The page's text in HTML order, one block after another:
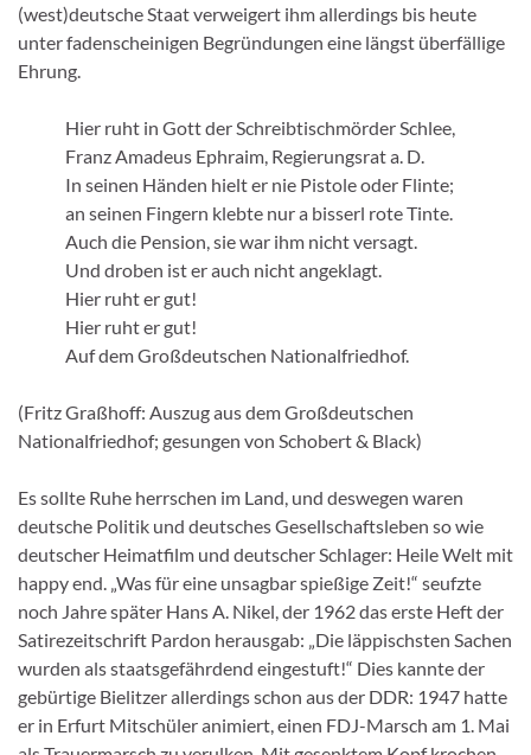
(west)deutsche Staat verweigert ihm allerdings bis heute
unter fadenscheinigen Begründungen eine längst überfällige
Ehrung.
Hier ruht in Gott der Schreibtischmörder Schlee,
Franz Amadeus Ephraim, Regierungsrat a. D.
In seinen Händen hielt er nie Pistole oder Flinte;
an seinen Fingern klebte nur a bisserl rote Tinte.
Auch die Pension, sie war ihm nicht versagt.
Und droben ist er auch nicht angeklagt.
Hier ruht er gut!
Hier ruht er gut!
Auf dem Großdeutschen Nationalfriedhof.
(Fritz Graßhoff: Auszug aus dem Großdeutschen
Nationalfriedhof; gesungen von Schobert & Black)
Es sollte Ruhe herrschen im Land, und deswegen waren
deutsche Politik und deutsches Gesellschaftsleben so wie
deutscher Heimatfilm und deutscher Schlager: Heile Welt mit
happy end. „Was für eine unsagbar spießige Zeit!“ seufzte
noch Jahre später Hans A. Nikel, der 1962 das erste Heft der
Satirezeitschrift Pardon herausgab: „Die läppischsten Sachen
wurden als staatsgefährdend eingestuft!“ Dies kannte der
gebürtige Bielitzer allerdings schon aus der DDR: 1947 hatte
er in Erfurt Mitschüler animiert, einen FDJ-Marsch am 1. Mai